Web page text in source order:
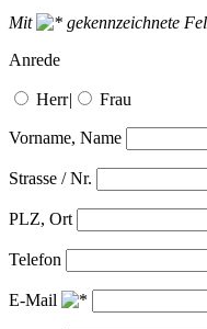
Mit
gekennzeichnete
Anrede
Herr| Frau
Vorname, Name
Strasse / Nr.
PLZ, Ort
Telefon
E-Mail